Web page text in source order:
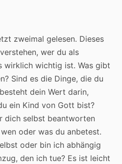
zweimal gelesen. Dieses
wer du als
wirklich wichtig ist. Was gibt
Sind es die Dinge, die du
dein Wert darin,
ein Kind von Gott bist?
dich selbst beantworten
oder was du anbetest.
oder bin ich abhängig
den ich tue? Es ist leicht